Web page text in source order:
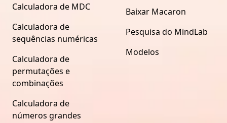
Calculadora de MDC
Calculadora de
sequências numéricas
Calculadora de
permutações e
combinações
Calculadora de
números grandes
Baixar Macaron
Pesquisa do MindLab
Modelos